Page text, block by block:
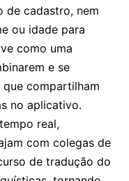
de cadastro, nem
ou idade para
como uma
e se
compartilham
no aplicativo.
real,
com colegas de
de tradução do